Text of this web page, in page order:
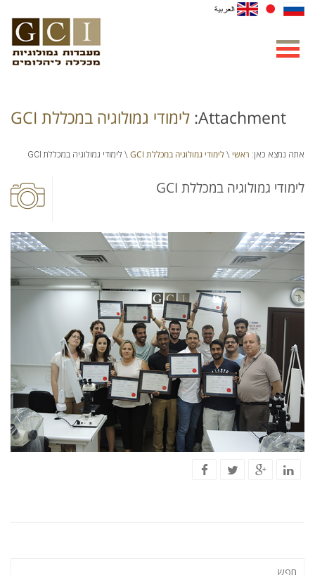
Attachment: לימודי גמולוגיה במכללת GCI
אתה נמצא כאן: ראשי \ לימודי גמולוגיה במכללת GCI \ לימודי גמולוגיה במכללת GCI
לימודי גמולוגיה במכללת GCI